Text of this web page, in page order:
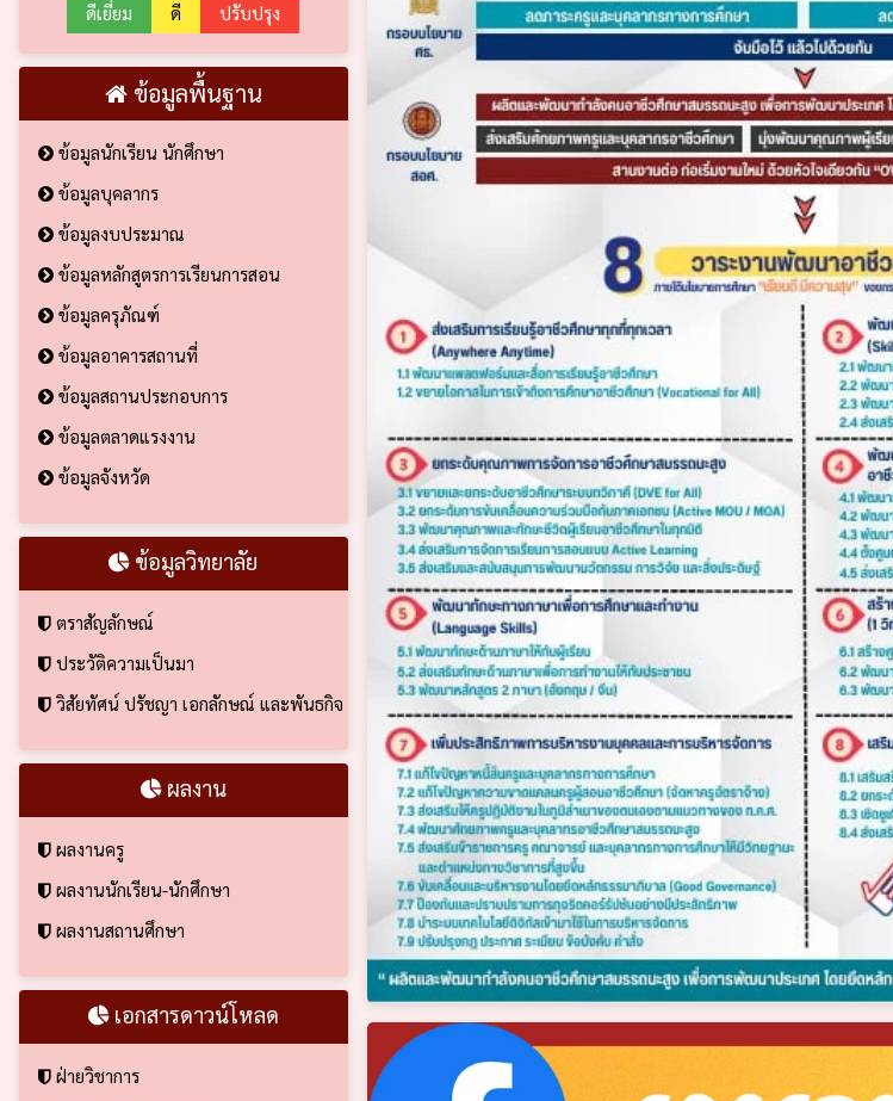
ดีเยี่ยม ดี ปรับปรุง
ข้อมูลพื้นฐาน
ข้อมูลนักเรียน นักศึกษา
ข้อมูลบุคลากร
ข้อมูลงบประมาณ
ข้อมูลหลักสูตรการเรียนการสอน
ข้อมูลครุภัณฑ์
ข้อมูลอาคารสถานที่
ข้อมูลสถานประกอบการ
ข้อมูลตลาดแรงงาน
ข้อมูลจังหวัด
ข้อมูลวิทยาลัย
ตราสัญลักษณ์
ประวัติความเป็นมา
วิสัยทัศน์ ปรัชญา เอกลักษณ์ และพันธกิจ
ผลงาน
ผลงานครู
ผลงานนักเรียน-นักศึกษา
ผลงานสถานศึกษา
เอกสารดาวน์โหลด
ฝ่ายวิชาการ